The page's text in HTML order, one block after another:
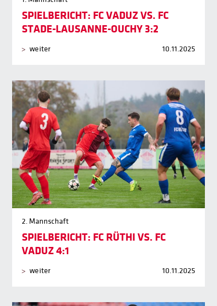
SPIELBERICHT: FC VADUZ VS. FC
STADE-LAUSANNE-OUCHY 3:2
weiter 10.11.2025
2. Mannschaft
SPIELBERICHT: FC RÜTHI VS. FC
VADUZ 4:1
weiter 10.11.2025